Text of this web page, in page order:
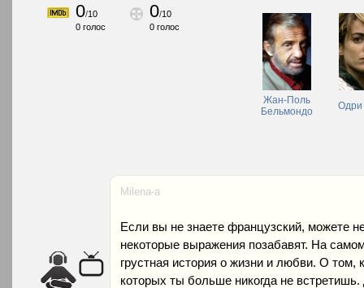
0/10
0 голос
0/10
0 голос
Жан-Поль
Бельмондо
Одри
Milena-a
Если вы не знаете французский, можете
некоторые выражения позабавят. На
грустная история о жизни и любви. О том,
которых ты больше никогда не